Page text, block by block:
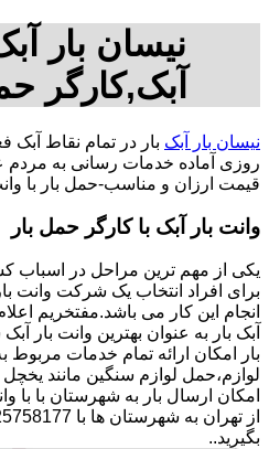
نیسان بار
آبک,کارگر
نیسان بار آبک بار در تمام نقاط آبک
روزی آماده خدمات رسانی به مردم
قیمت ارزان و مناسب-حمل بار با
وانت بار آبک با کارگر حمل بار
یکی از مهم ترین مراحل در
برای افراد انتخاب یک شرکت وانت
انجام این کار می باشد.مفتخریم
آبک بار به عنوان بهترین وانت بار
بار امکان ارائه تمام خدمات مربوط
لوازم،حمل لوازم سنگین مانند
امکان ارسال بار به شهرستان با با
بگیرید..